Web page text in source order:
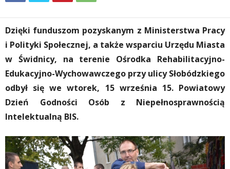
Dzięki funduszom pozyskanym z Ministerstwa Pracy
i Polityki Społecznej, a także wsparciu Urzędu Miasta
w Świdnicy, na terenie Ośrodka Rehabilitacyjno-
Edukacyjno-Wychowawczego przy ulicy Słobódzkiego
odbył się we wtorek, 15 września 15. Powiatowy
Dzień Godności Osób z Niepełnosprawnością
Intelektualną BIS.